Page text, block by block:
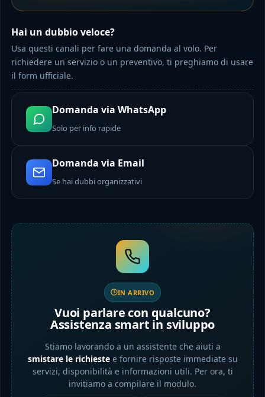
Hai un dubbio veloce?
Usa questi canali per fare una domanda al volo. Per
richiedere un servizio o un preventivo, ti preghiamo di usare
il form ufficiale.
Domanda via WhatsApp
Solo per info rapide
Domanda via Email
Se hai dubbi organizzativi
IN ARRIVO
Vuoi parlare con qualcuno?
Assistenza smart in sviluppo
Stiamo lavorando a un assistente che aiuti a
smistare le richiestee fornire risposte immediate su
servizi, disponibilità e informazioni utili. Per ora, ti
invitiamo a compilare il modulo.